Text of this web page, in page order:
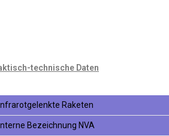
technische Daten
Raketen
Bezeichnung NVA